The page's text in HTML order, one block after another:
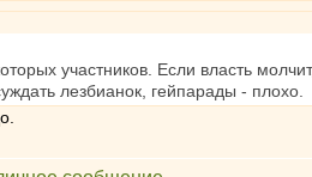
участников. Если власть
лезбианок, гейпарады - плохо.